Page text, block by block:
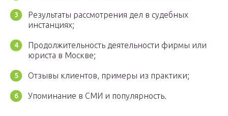
Результаты рассмотрения дел в судебных
инстанциях;
Продолжительность деятельности фирмы или
юриста в Москве;
Отзывы клиентов, примеры из практики;
Упоминание в СМИ и популярность.